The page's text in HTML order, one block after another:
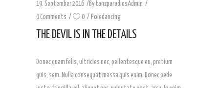
19. September 2016 By tanzparadiesAdmin
0 Comments
0 Poledancing
THE DEVIL IS IN THE DETAILS
Donec quam felis, ultricies nec, pellentesque eu, pretium
quis, sem. Nulla consequat massa quis enim. Donec pede